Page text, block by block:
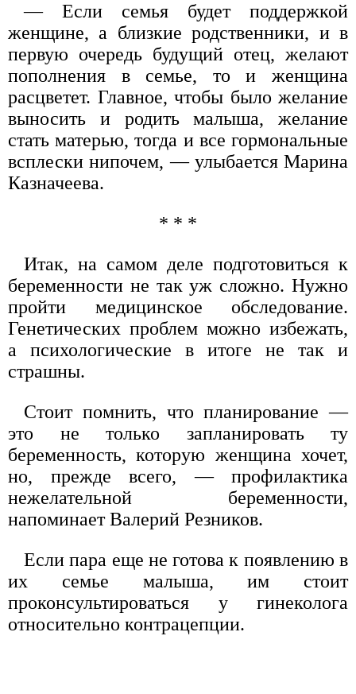
— Если семья будет поддержкой
женщине, а близкие родственники, и в
первую очередь будущий отец, желают
пополнения в семье, то и женщина
расцветет. Главное, чтобы было желание
выносить и родить малыша, желание
стать матерью, тогда и все гормональные
всплески нипочем, — улыбается Марина
Казначеева.
* * *
Итак, на самом деле подготовиться к
беременности не так уж сложно. Нужно
пройти медицинское обследование.
Генетических проблем можно избежать,
а психологические в итоге не так и
страшны.
Стоит помнить, что планирование —
это не только запланировать ту
беременность, которую женщина хочет,
но, прежде всего, — профилактика
нежелательной беременности,
напоминает Валерий Резников.
Если пара еще не готова к появлению в
их семье малыша, им стоит
проконсультироваться у гинеколога
относительно контрацепции.